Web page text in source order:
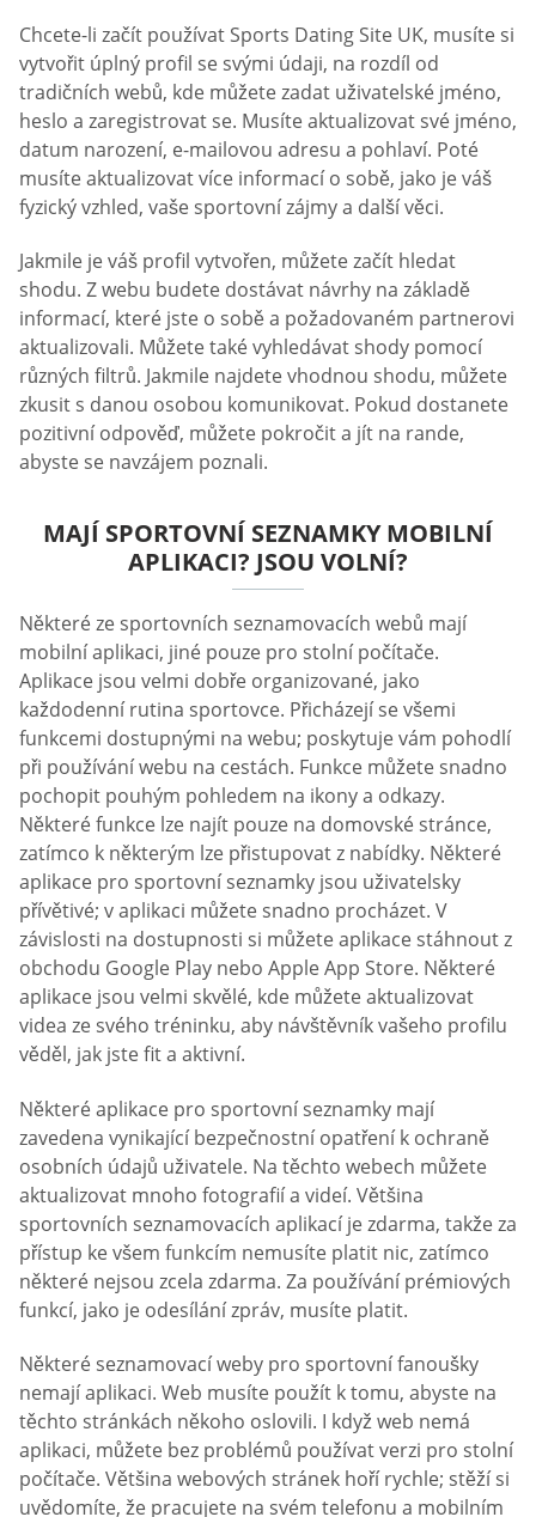
Chcete-li začít používat Sports Dating Site UK, musíte si
vytvořit úplný profil se svými údaji, na rozdíl od
tradičních webů, kde můžete zadat uživatelské jméno,
heslo a zaregistrovat se. Musíte aktualizovat své jméno,
datum narození, e-mailovou adresu a pohlaví. Poté
musíte aktualizovat více informací o sobě, jako je váš
fyzický vzhled, vaše sportovní zájmy a další věci.
Jakmile je váš profil vytvořen, můžete začít hledat
shodu. Z webu budete dostávat návrhy na základě
informací, které jste o sobě a požadovaném partnerovi
aktualizovali. Můžete také vyhledávat shody pomocí
různých filtrů. Jakmile najdete vhodnou shodu, můžete
zkusit s danou osobou komunikovat. Pokud dostanete
pozitivní odpověď, můžete pokročit a jít na rande,
abyste se navzájem poznali.
MAJÍ SPORTOVNÍ SEZNAMKY MOBILNÍ
APLIKACI? JSOU VOLNÍ?
Některé ze sportovních seznamovacích webů mají
mobilní aplikaci, jiné pouze pro stolní počítače.
Aplikace jsou velmi dobře organizované, jako
každodenní rutina sportovce. Přicházejí se všemi
funkcemi dostupnými na webu; poskytuje vám pohodlí
při používání webu na cestách. Funkce můžete snadno
pochopit pouhým pohledem na ikony a odkazy.
Některé funkce lze najít pouze na domovské stránce,
zatímco k některým lze přistupovat z nabídky. Některé
aplikace pro sportovní seznamky jsou uživatelsky
přívětivé; v aplikaci můžete snadno procházet. V
závislosti na dostupnosti si můžete aplikace stáhnout z
obchodu Google Play nebo Apple App Store. Některé
aplikace jsou velmi skvělé, kde můžete aktualizovat
videa ze svého tréninku, aby návštěvník vašeho profilu
věděl, jak jste fit a aktivní.
Některé aplikace pro sportovní seznamky mají
zavedena vynikající bezpečnostní opatření k ochraně
osobních údajů uživatele. Na těchto webech můžete
aktualizovat mnoho fotografií a videí. Většina
sportovních seznamovacích aplikací je zdarma, takže za
přístup ke všem funkcím nemusíte platit nic, zatímco
některé nejsou zcela zdarma. Za používání prémiových
funkcí, jako je odesílání zpráv, musíte platit.
Některé seznamovací weby pro sportovní fanoušky
nemají aplikaci. Web musíte použít k tomu, abyste na
těchto stránkách někoho oslovili. I když web nemá
aplikaci, můžete bez problémů používat verzi pro stolní
počítače. Většina webových stránek hoří rychle; stěží si
uvědomíte, že pracujete na svém telefonu a mobilním